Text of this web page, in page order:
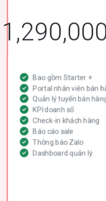
Bao gồm Starter +
Portal nhân viên bán
Quản lý tuyến bán
KPI doanh số
Check-in khách hàng
Báo cáo sale
Thông báo Zalo
Dashboard quản lý